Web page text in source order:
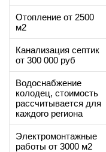
Отопление от 2500
м2
Канализация септик
от 300 000 руб
Водоснабжение
колодец, стоимость
рассчитывается для
каждого региона
Электромонтажные
работы от 3000 м2